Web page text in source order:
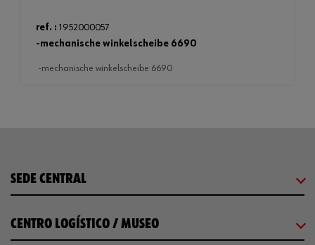
ref. : 1952000057
-mechanische winkelscheibe 6690
-mechanische winkelscheibe 6690
SEDE CENTRAL
CENTRO LOGÍSTICO / MUSEO